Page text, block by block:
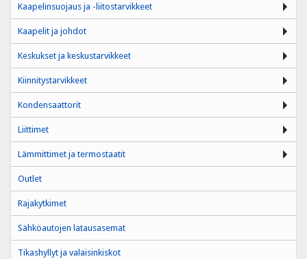
Kaapelinsuojaus ja -liitostarvikkeet
Kaapelit ja johdot
Keskukset ja keskustarvikkeet
Kiinnitystarvikkeet
Kondensaattorit
Liittimet
Lämmittimet ja termostaatit
Outlet
Rajakytkimet
Sähköautojen latausasemat
Tikashyllyt ja valaisinkiskot